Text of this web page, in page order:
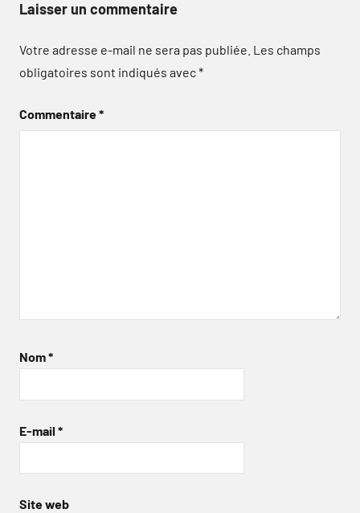
Laisser un commentaire
Votre adresse e-mail ne sera pas publiée. Les champs
obligatoires sont indiqués avec*
Commentaire*
Nom*
E-mail *
Site web